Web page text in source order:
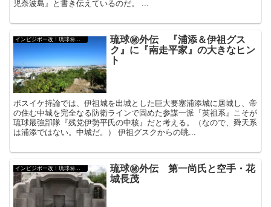
児奈波島』と書き伝えているのだ。 ...
琉球㊙︎外伝 『浦添＆伊祖グス
ク』に『南走平家』の大きなヒン
ト
ボスイケ持論では、伊祖城を出城とした巨大要塞浦添城に居城し、帝
の住む中城を完全なる防衛ラインで固めた参謀一派『英祖系』こそが
琉球最強部隊『残党伊勢平氏の中核』だと考える。（なので、舜天系
は浦添ではない。中城だ。） 伊祖グスクからの眺...
琉球㊙︎外伝 第一尚氏と空手・花
城長茂